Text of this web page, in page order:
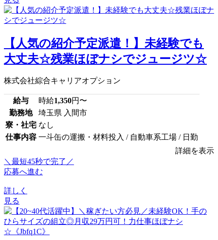
【人気の紹介予定派遣！】未経験でも
大丈夫☆残業ほぼナシでジュージツ☆
株式会社綜合キャリアオプション
給与 時給1,350円〜
勤務地
埼玉県 入間市
寮・社宅 なし
仕事内容 一斗缶の運搬・材料投入 / 自動車系工場 / 日勤
詳細を表示
＼最短45秒で完了／
応募へ進む
詳しく
見る